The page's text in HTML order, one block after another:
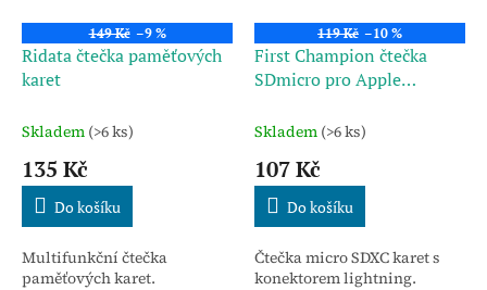
149 Kč –9 %
Ridata čtečka paměťových
karet
Skladem (>6 ks)
135 Kč
Do košíku
Multifunkční čtečka
paměťových karet.
119 Kč –10 %
First Champion čtečka
SDmicro pro Apple
Skladem (>6 ks)
107 Kč
Do košíku
Čtečka micro SDXC karet s
konektorem lightning.